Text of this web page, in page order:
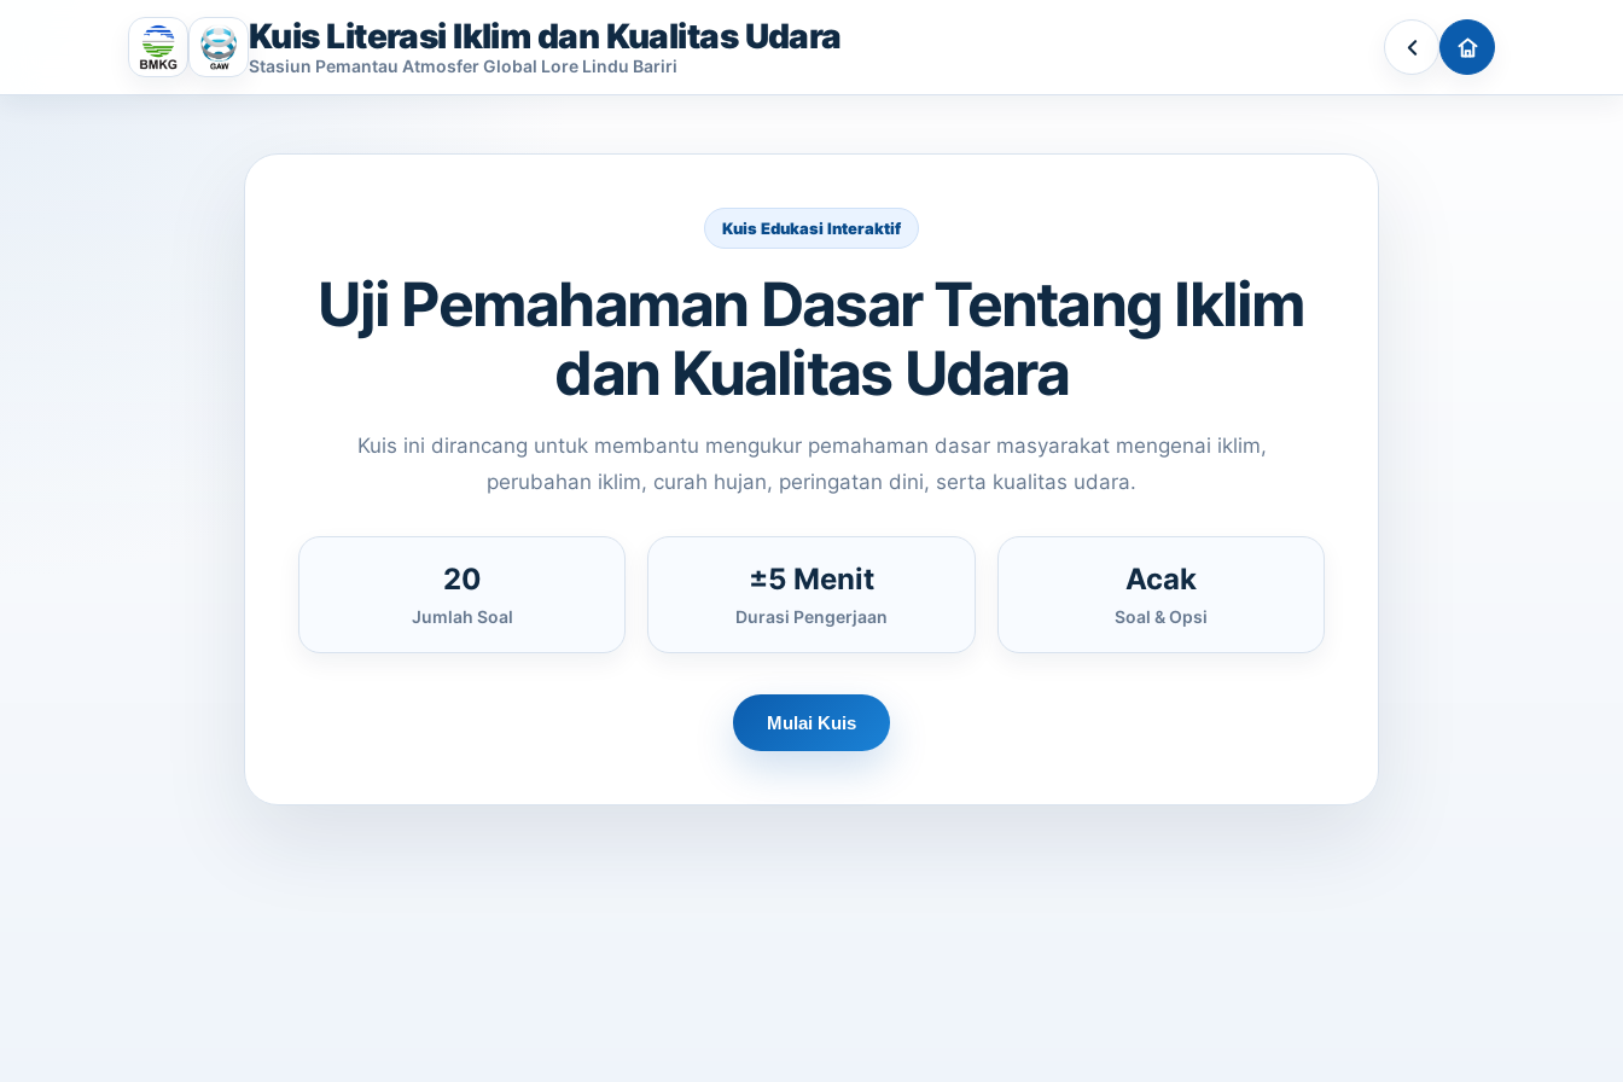
Kuis Literasi Iklim dan Kualitas Udara
Stasiun Pemantau Atmosfer Global Lore Lindu Bariri
Kuis Edukasi Interaktif
Uji Pemahaman Dasar Tentang Iklim
dan Kualitas Udara
Kuis ini dirancang untuk membantu mengukur pemahaman dasar masyarakat mengenai iklim,
perubahan iklim, curah hujan, peringatan dini, serta kualitas udara.
20
Jumlah Soal
±5 Menit
Durasi Pengerjaan
Acak
Soal & Opsi
Mulai Kuis